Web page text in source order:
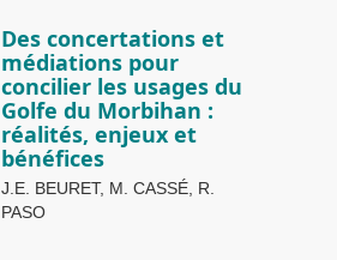
Des concertations et
médiations pour
concilier les usages du
Golfe du Morbihan :
réalités, enjeux et
bénéfices
J.E. BEURET, M. CASSÉ, R.
PASO